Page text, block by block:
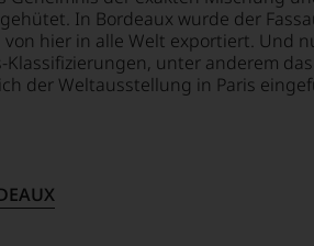
In Bordeaux wurde der
hier in alle Welt exportiert. Und
unter anderem
der Weltausstellung in Paris